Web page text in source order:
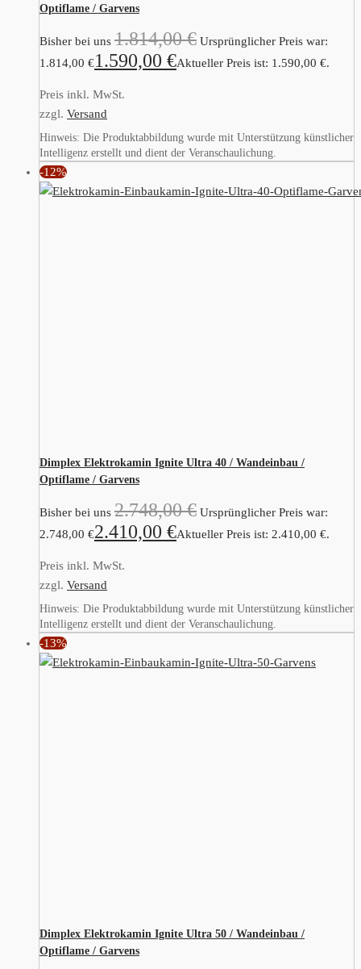
Optiflame / Garvens
Bisher bei uns 1.814,00€ Ursprünglicher Preis war:
1.814,00 €1.590,00 €Aktueller Preis ist: 1.590,00 €.
Preis inkl. MwSt.
zzgl. Versand
Hinweis: Die Produktabbildung wurde mit Unterstützung künstlicher
Intelligenz erstellt und dient der Veranschaulichung.
-12%
Dimplex Elektrokamin Ignite Ultra 40 / Wandeinbau /
Optiflame / Garvens
Bisher bei uns 2.748,00€ Ursprünglicher Preis war:
2.748,00 €2.410,00 €Aktueller Preis ist: 2.410,00 €.
Preis inkl. MwSt.
zzgl. Versand
Hinweis: Die Produktabbildung wurde mit Unterstützung künstlicher
Intelligenz erstellt und dient der Veranschaulichung.
-13%
Dimplex Elektrokamin Ignite Ultra 50 / Wandeinbau /
Optiflame / Garvens